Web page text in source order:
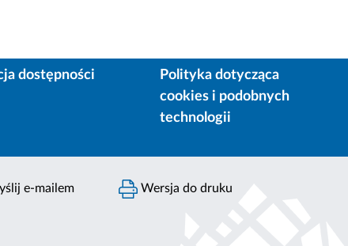
dostępności
Polityka dotycząca
cookies i podobnych
technologii
e-mailem Wersja do druku